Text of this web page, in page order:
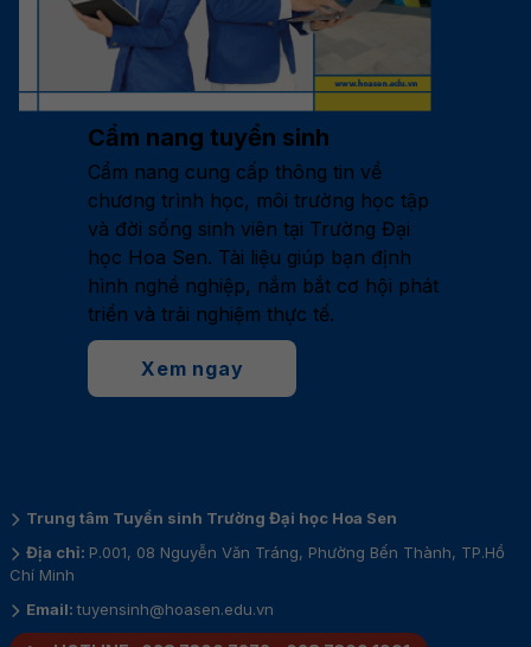
Cẩm nang tuyển sinh
Cẩm nang cung cấp thông tin về
chương trình học, môi trường học tập
và đời sống sinh viên tại Trường Đại
học Hoa Sen. Tài liệu giúp bạn định
hình nghề nghiệp, nắm bắt cơ hội phát
triển và trải nghiệm thực tế.
Xem ngay